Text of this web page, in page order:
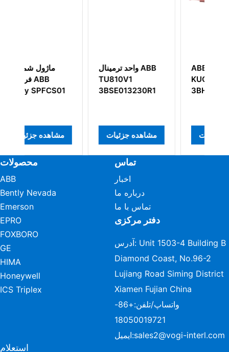
واحد ترمینال ABB
TU810V1
3BSE013230R1
مشاهده جزئیات
ABB
3BHE005243R0117
مشاهده جزئیات
محصولات
ABB
Bently Nevada
Emerson
EPRO
FOXBORO
GE
HIMA
Honeywell
ICS Triplex
تماس
اخبار
درباره ما
تماس با ما
دفتر مرکزی
آدرس: Unit 1503-4 Building B
Diamond Coast, No.96-2
Lujiang Road Siming District
Xiamen Fujian China
واتساپ/تلفن:
+86-
18050019721
ایمیل:sales2@vogi-interl.com
استعلام